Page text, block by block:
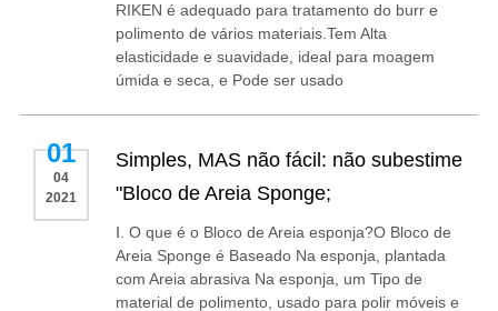
RIKEN é adequado para tratamento do burr e
polimento de vários materiais.Tem Alta
elasticidade e suavidade, ideal para moagem
úmida e seca, e Pode ser usado
01
04
2021
Simples, MAS não fácil: não subestime
"Bloco de Areia Sponge;
Ⅰ. O que é o Bloco de Areia esponja?O Bloco de
Areia Sponge é Baseado Na esponja, plantada
com Areia abrasiva Na esponja, um Tipo de
material de polimento, usado para polir móveis e